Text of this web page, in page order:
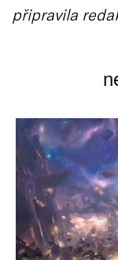
připravila